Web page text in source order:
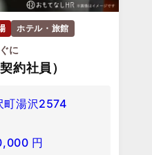
ホテル・旅館
に
約社員）
町湯沢2574
円